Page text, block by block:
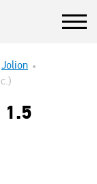
Jolion
1.5